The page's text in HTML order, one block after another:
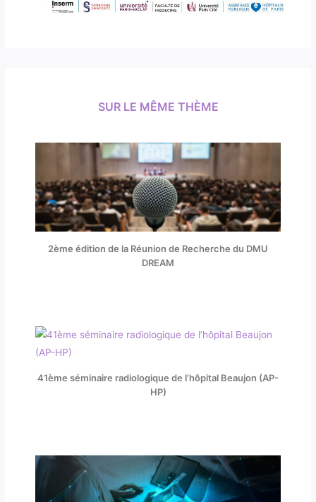
SUR LE MÊME THÈME
2ème édition de la Réunion de Recherche du DMU
DREAM
41ème séminaire radiologique de l’hôpital Beaujon (AP-
HP)